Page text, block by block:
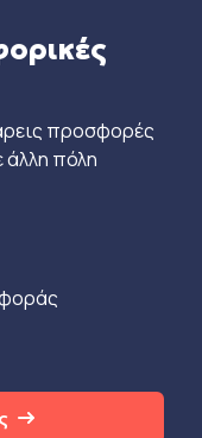
προσφορές
άλλη πόλη